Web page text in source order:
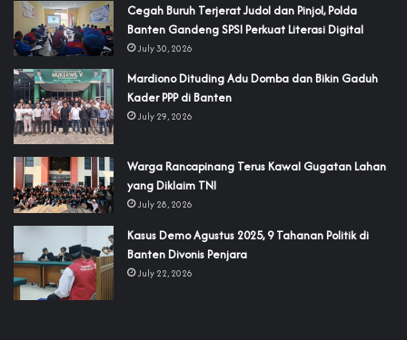
Cegah Buruh Terjerat Judol dan Pinjol, Polda
Banten Gandeng SPSI Perkuat Literasi Digital
July 30, 2026
‎Mardiono Dituding Adu Domba dan Bikin Gaduh
Kader PPP di Banten
July 29, 2026
‎Warga Rancapinang Terus Kawal Gugatan Lahan
yang Diklaim TNI‎‎
July 28, 2026
‎Kasus Demo Agustus 2025, 9 Tahanan Politik di
Banten Divonis Penjara
July 22, 2026